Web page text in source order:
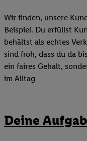
Wir finden, unsere
Beispiel. Du erfüllst
behältst als echtes
sind froh, dass du da
ein faires Gehalt,
im Alltag
Deine